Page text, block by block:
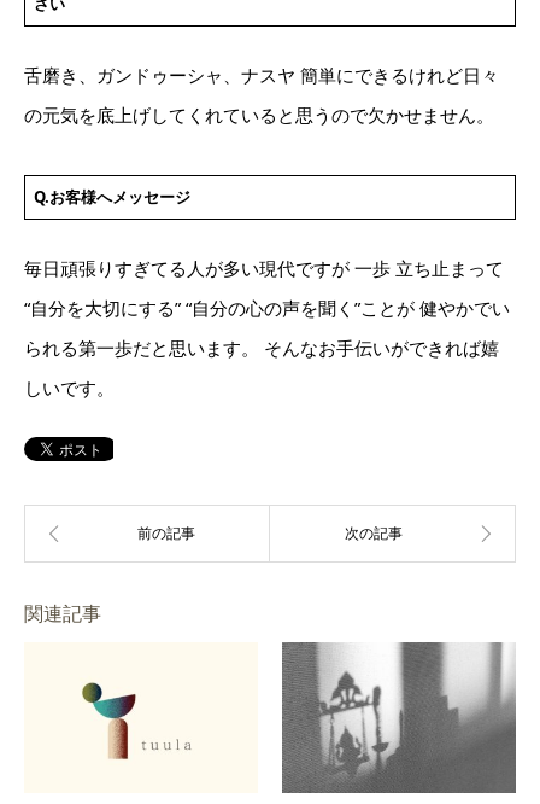
舌磨き、ガンドゥーシャ、ナスヤ 簡単にできるけれど日々
の元気を底上げしてくれていると思うので欠かせません。
Q.お客様へメッセージ
毎日頑張りすぎてる人が多い現代ですが 一歩 立ち止まって
“自分を大切にする” “自分の心の声を聞く”ことが 健やかでい
られる第一歩だと思います。 そんなお手伝いができれば嬉
しいです。
関連記事